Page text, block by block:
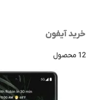
خرید آیفون
12 محصول